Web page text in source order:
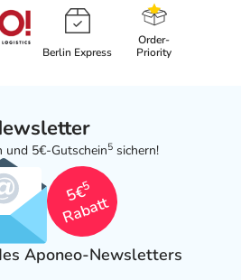
Berlin Express
Order-
Priority
und 5€-Gutschein5 sichern!
5€
5
Rabatt
Aponeo-Newsletters